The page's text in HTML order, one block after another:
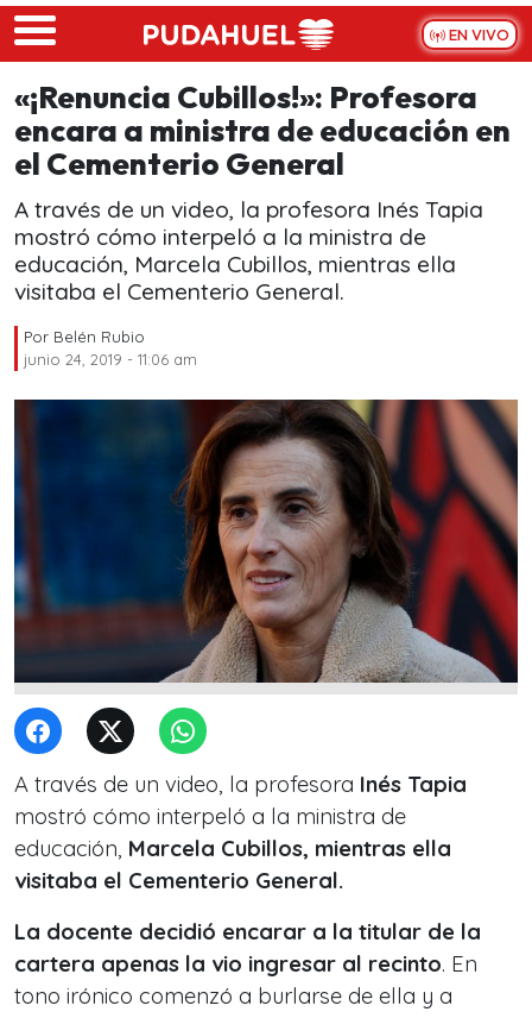
Skip to main content
EN VIVO
«¡Renuncia Cubillos!»: Profesora
encara a ministra de educación en
el Cementerio General
A través de un video, la profesora Inés Tapia
mostró cómo interpeló a la ministra de
educación, Marcela Cubillos, mientras ella
visitaba el Cementerio General.
Por Belén Rubio
junio 24, 2019 - 11:06 am
A través de un video, la profesora Inés Tapia
mostró cómo interpeló a la ministra de
educación, Marcela Cubillos, mientras ella
visitaba el Cementerio General.
La docente decidió encarar a la titular de la
cartera apenas la vio ingresar al recinto. En
tono irónico comenzó a burlarse de ella y a